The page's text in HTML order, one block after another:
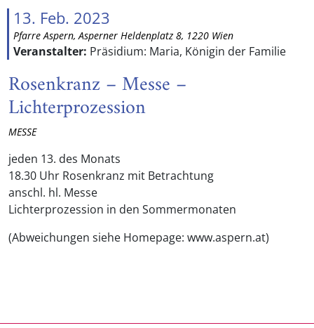
13. Feb. 2023
Pfarre Aspern, Asperner Heldenplatz 8, 1220 Wien
Veranstalter: Präsidium: Maria, Königin der Familie
Rosenkranz – Messe –
Lichterprozession
MESSE
jeden 13. des Monats
18.30 Uhr Rosenkranz mit Betrachtung
anschl. hl. Messe
Lichterprozession in den Sommermonaten
(Abweichungen siehe Homepage: www.aspern.at)